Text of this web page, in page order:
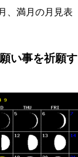
、満月の月見表
い事を祈願